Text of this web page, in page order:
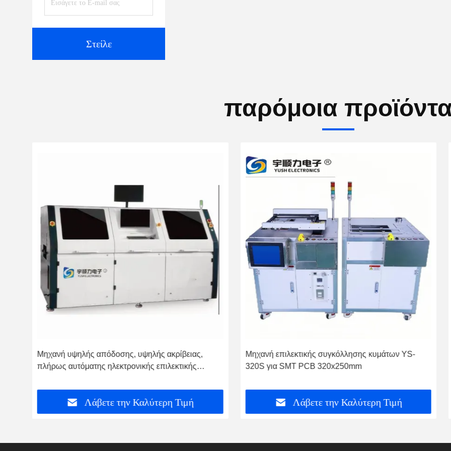
Στείλε
παρόμοια
ακρίβειας,
Μηχανή επιλεκτικής συγκόλλησης κυμάτων YS-
320S για SMT PCB 320x250mm
Λάβετε την Καλύτερη Τιμή
Επιλεκτική συγκόλληση κυμάτων με διπλή
ηλεκτρομαγνητική αντλία
Λάβετε την Καλύτερη